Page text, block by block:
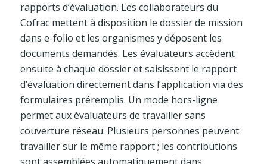
rapports d’évaluation. Les collaborateurs du
Cofrac mettent à disposition le dossier de mission
dans e-folio et les organismes y déposent les
documents demandés. Les évaluateurs accèdent
ensuite à chaque dossier et saisissent le rapport
d’évaluation directement dans l’application via des
formulaires préremplis. Un mode hors-ligne
permet aux évaluateurs de travailler sans
couverture réseau. Plusieurs personnes peuvent
travailler sur le même rapport ; les contributions